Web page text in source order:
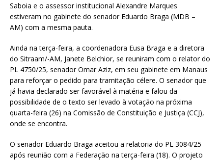
Saboia e o assessor institucional Alexandre Marques
estiveram no gabinete do senador Eduardo Braga (MDB –
AM) com a mesma pauta.
Ainda na terça-feira, a coordenadora Eusa Braga e a diretora
do Sitraam/-AM, Janete Belchior, se reuniram com o relator do
PL 4750/25, senador Omar Aziz, em seu gabinete em Manaus
para reforçar o pedido para tramitação célere. O senador que
já havia declarado ser favorável à matéria e falou da
possibilidade de o texto ser levado à votação na próxima
quarta-feira (26) na Comissão de Constituição e Justiça (CCJ),
onde se encontra.
O senador Eduardo Braga aceitou a relatoria do PL 3084/25
após reunião com a Federação na terça-feira (18). O projeto